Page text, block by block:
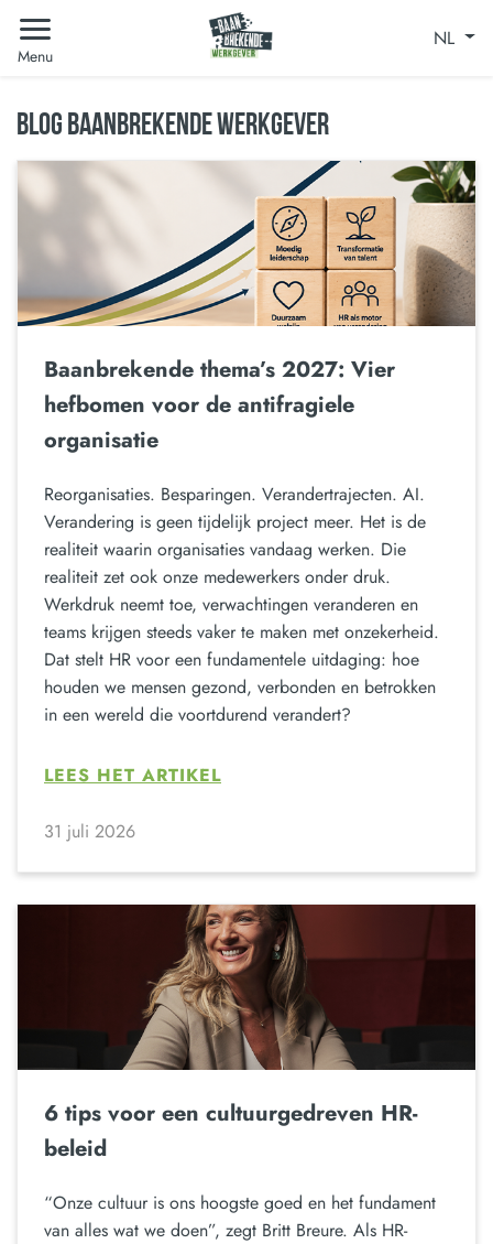
Menu
NL
BLOG BAANBREKENDE WERKGEVER
Baanbrekende thema’s 2027: Vier
hefbomen voor de antifragiele
organisatie
Reorganisaties. Besparingen. Verandertrajecten. AI.
Verandering is geen tijdelijk project meer. Het is de
realiteit waarin organisaties vandaag werken. Die
realiteit zet ook onze medewerkers onder druk.
Werkdruk neemt toe, verwachtingen veranderen en
teams krijgen steeds vaker te maken met onzekerheid.
Dat stelt HR voor een fundamentele uitdaging: hoe
houden we mensen gezond, verbonden en betrokken
in een wereld die voortdurend verandert?
LEES HET ARTIKEL
31 juli 2026
6 tips voor een cultuurgedreven HR-
beleid
“Onze cultuur is ons hoogste goed en het fundament
van alles wat we doen”, zegt Britt Breure. Als HR-